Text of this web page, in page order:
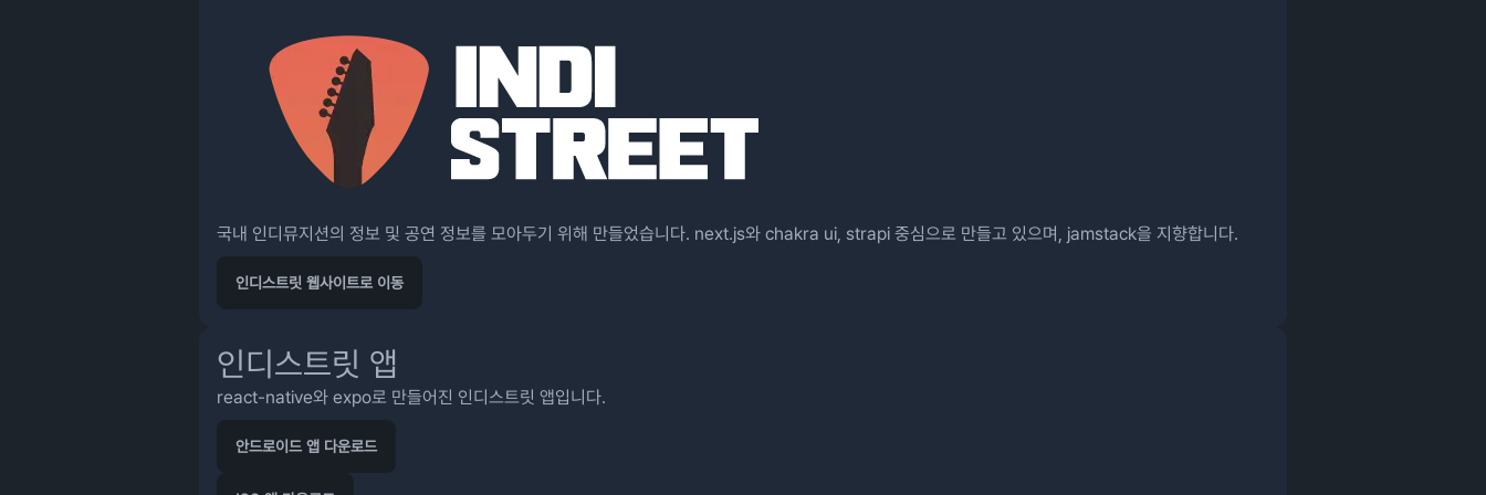
국내 인디뮤지션의 정보 및 공연 정보를 모아두기 위해 만들었습니다. next.js와 chakra ui, strapi 중심으로 만들고 있으며, jamstack을 지향합니다.
인디스트릿 웹사이트로 이동
인디스트릿 앱
react-native와 expo로 만들어진 인디스트릿 앱입니다.
안드로이드 앱 다운로드